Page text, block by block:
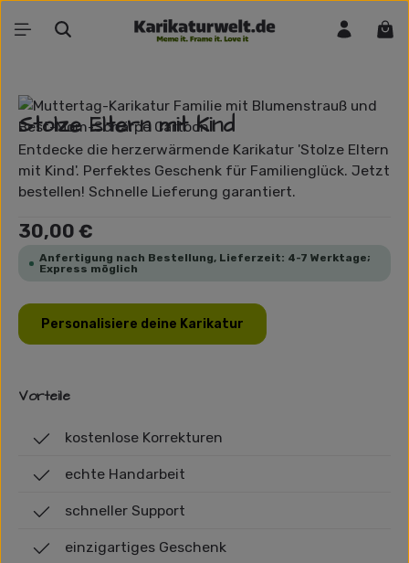
Zum Hauptinhalt springen
Bildergalerie überspringen
Stolze Eltern mit Kind
Entdecke die herzerwärmende Karikatur 'Stolze Eltern
mit Kind'. Perfektes Geschenk für Familienglück. Jetzt
bestellen! Schnelle Lieferung garantiert.
Regulärer Preis:
30,00 €
Anfertigung nach Bestellung, Lieferzeit: 4-7 Werktage;
Express möglich
Personalisiere deine Karikatur
Vorteile
kostenlose Korrekturen
echte Handarbeit
schneller Support
einzigartiges Geschenk